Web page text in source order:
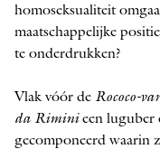
homoseksualiteit
maatschappelijke
te onderdrukken?
Vlak vóór de Rococo-
da Riminieen luguber
gecomponeerd waarin